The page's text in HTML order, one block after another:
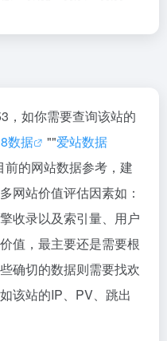
，如你需要查询该站的
数据 ""爱站数据
前的网站数据参考，建
网站价值评估因素如：
收录以及索引量、用户
值，最主要还是需要根
确切的数据则需要找欢
该站的IP、PV、跳出